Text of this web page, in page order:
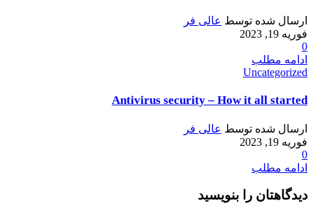
ارسال شده توسط عالی فر
فوریه 19, 2023
0
ادامه مطلب
Uncategorized
Antivirus security – How it all started
ارسال شده توسط عالی فر
فوریه 19, 2023
0
ادامه مطلب
دیدگاهتان را بنویسید